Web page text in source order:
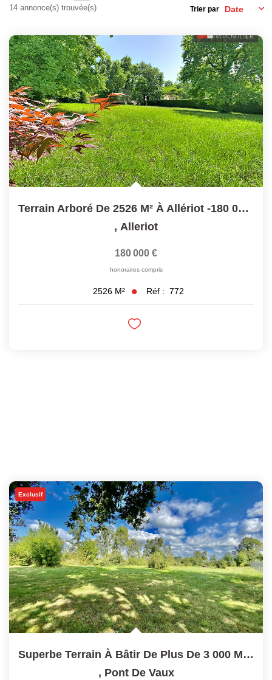
Nos Actualités
CONTACT
14 annonce(s) trouvée(s) Trier par
Terrain Arboré De 2526 M² À Allériot -180 000 €
, Alleriot
180 000 €
honoraires compris
2526 M² Réf : 772
Exclusif
Superbe Terrain À Bâtir De Plus De 3 000 M² À Pont-De-Vaux
, Pont De Vaux